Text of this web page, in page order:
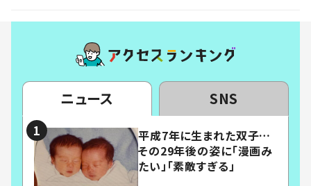
ニュース SNS
平成7年に生まれた双子…
その29年後の姿に「漫画み
たい」「素敵すぎる」